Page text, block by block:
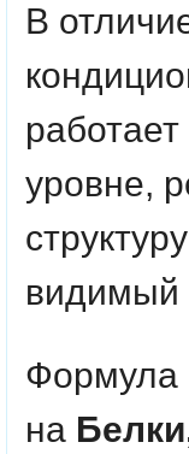
В
уровне,
видимый
Формула
на